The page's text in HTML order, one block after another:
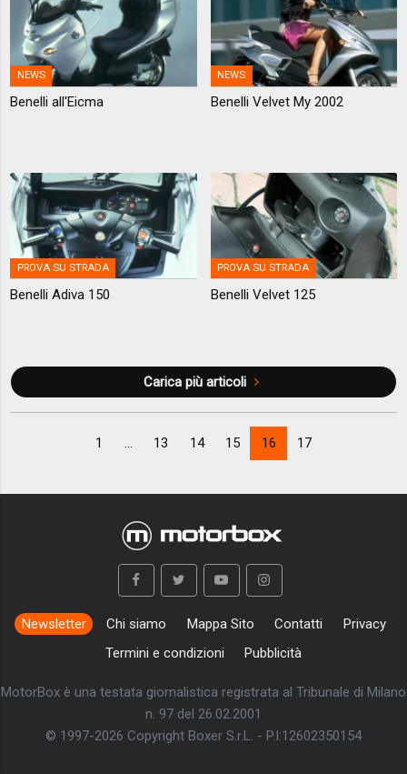
NEWS
Benelli all'Eicma
NEWS
Benelli Velvet My 2002
PROVA SU STRADA
Benelli Adiva 150
PROVA SU STRADA
Benelli Velvet 125
Carica più articoli
1 ... 13 14 15 16 17
Newsletter Chi siamo Mappa Sito Contatti
Privacy
Termini e condizioni
Pubblicità
MotorBox è una testata giornalistica registrata al Tribunale di Milano
n. 97 del 26.02.2001
© 1997-2026 Copyright Boxer S.r.L. - P.I:12602350154